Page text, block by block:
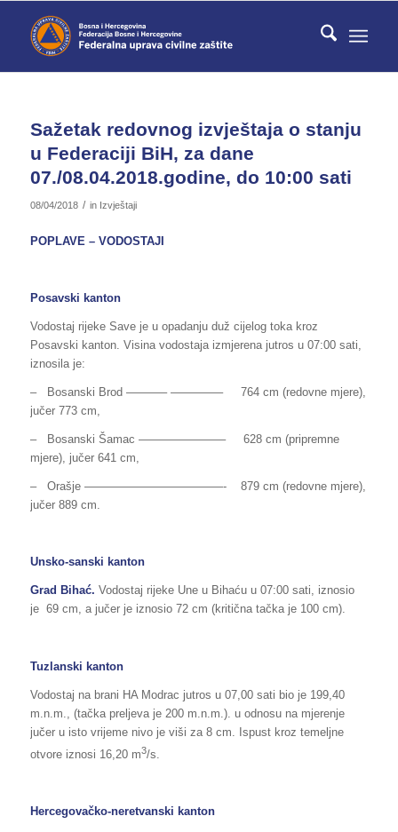
Sažetak redovnog izvještaja o stanju
u Federaciji BiH, za dane
07./08.04.2018.godine, do 10:00 sati
08/04/2018 / in Izvještaji
POPLAVE – VODOSTAJI
Posavski kanton
Vodostaj rijeke Save je u opadanju duž cijelog toka kroz
Posavski kanton. Visina vodostaja izmjerena jutros u 07:00 sati,
iznosila je:
– Bosanski Brod ———– ————– 764 cm (redovne mjere),
jučer 773 cm,
– Bosanski Šamac ———————– 628 cm (pripremne
mjere), jučer 641 cm,
– Orašje ————————————- 879 cm (redovne mjere),
jučer 889 cm.
Unsko-sanski kanton
Grad Bihać. Vodostaj rijeke Une u Bihaću u 07:00 sati, iznosio
je 69 cm, a jučer je iznosio 72 cm (kritična tačka je 100 cm).
Tuzlanski kanton
Vodostaj na brani HA Modrac jutros u 07,00 sati bio je 199,40
m.n.m., (tačka preljeva je 200 m.n.m.). u odnosu na mjerenje
jučer u isto vrijeme nivo je viši za 8 cm. Ispust kroz temeljne
otvore iznosi 16,20 m3/s.
Hercegovačko-neretvanski kanton